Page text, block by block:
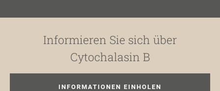
Informieren Sie sich über
Cytochalasin B
INFORMATIONEN EINHOLEN